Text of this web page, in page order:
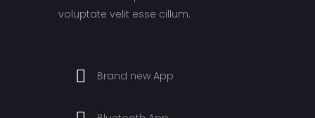
voluptate velit esse cillum.
Brand new App